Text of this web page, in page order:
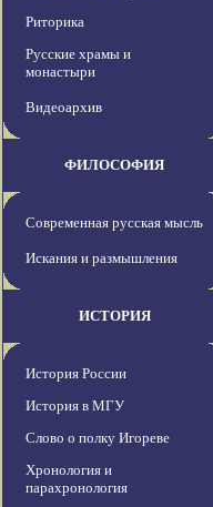
Риторика
Русские храмы и
монастыри
Видеоархив
ФИЛОСОФИЯ
Современная русская мысль
Искания и размышления
ИСТОРИЯ
История России
История в МГУ
Слово о полку Игореве
Хронология и
парахронология